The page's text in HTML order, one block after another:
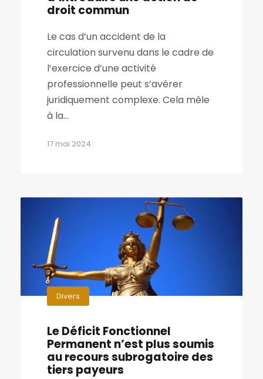
droit commun
Le cas d’un accident de la
circulation survenu dans le cadre de
l’exercice d’une activité
professionnelle peut s’avérer
juridiquement complexe. Cela mêle
à la...
17 mai 2024
Divers
Le Déficit Fonctionnel
Permanent n’est plus soumis
au recours subrogatoire des
tiers payeurs